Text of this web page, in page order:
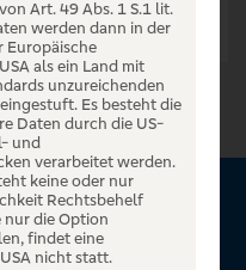
Art. 49 Abs. 1 S.1 lit.
werden dann in der
Europäische
als ein Land mit
unzureichenden
Es besteht die
Daten durch die US-
und
verarbeitet werden.
keine oder nur
Rechtsbehelf
nur die Option
findet eine
nicht statt.